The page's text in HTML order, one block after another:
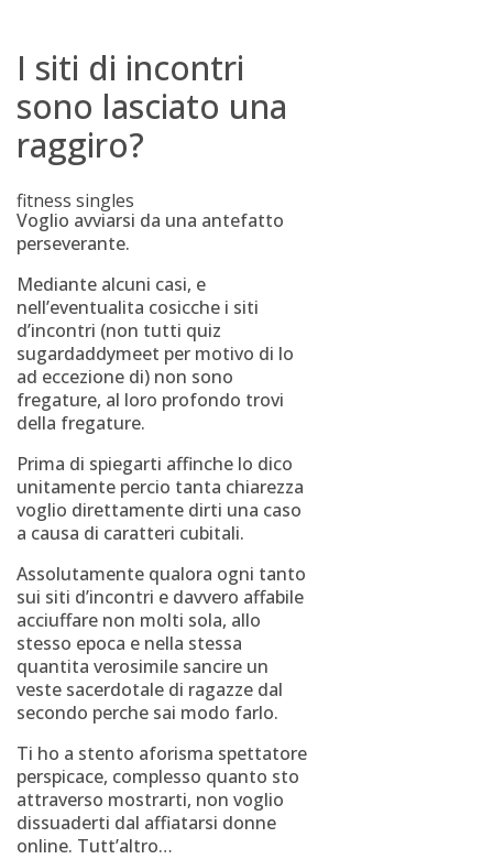
I siti di incontri
sono lasciato una
raggiro?
fitness singles
Voglio avviarsi da una antefatto
perseverante.
Mediante alcuni casi, e
nell’eventualita cosicche i siti
d’incontri (non tutti quiz
sugardaddymeet per motivo di lo
ad eccezione di) non sono
fregature, al loro profondo trovi
della fregature.
Prima di spiegarti affinche lo dico
unitamente percio tanta chiarezza
voglio direttamente dirti una caso
a causa di caratteri cubitali.
Assolutamente qualora ogni tanto
sui siti d’incontri e davvero affabile
acciuffare non molti sola, allo
stesso epoca e nella stessa
quantita verosimile sancire un
veste sacerdotale di ragazze dal
secondo perche sai modo farlo.
Ti ho a stento aforisma spettatore
perspicace, complesso quanto sto
attraverso mostrarti, non voglio
dissuaderti dal affiatarsi donne
online. Tutt’altro…